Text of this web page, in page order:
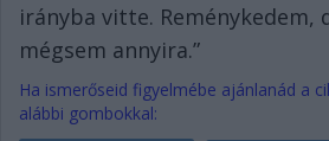
irányba vitte. Reménykedem,
mégsem annyira.”
Ha ismerőseid figyelmébe ajánlanád a
alábbi gombokkal: